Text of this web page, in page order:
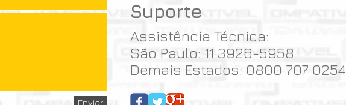
Enviar
Assistência Técnica:
São Paulo: 11 3926-5958
Demais Estados: 0800 707 0254
Suporte